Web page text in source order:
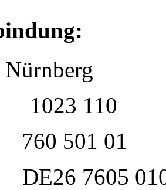
Nürnberg
1023 110
501 01
7605